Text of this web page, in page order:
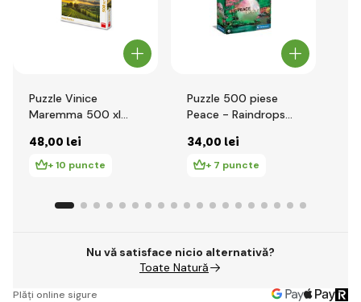
Puzzle Vinice
Maremma 500 xl
48,00 lei
+ 10 puncte
Puzzle 500 piese
Peace - Raindrops
34,00 lei
+ 7 puncte
Nu vă satisface nicio alternativă?
Toate Natură
Plăți online sigure